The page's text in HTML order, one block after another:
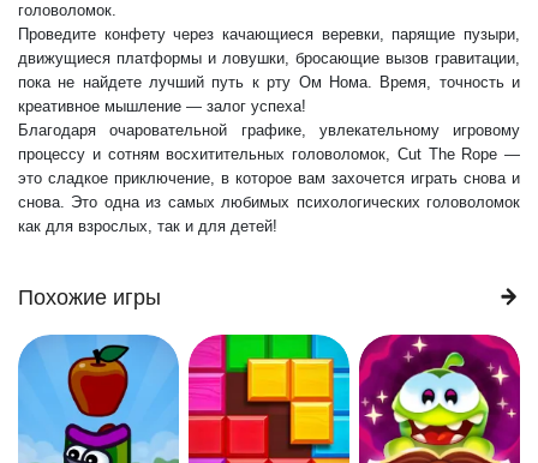
головоломок.
Проведите конфету через качающиеся веревки, парящие пузыри,
движущиеся платформы и ловушки, бросающие вызов гравитации,
пока не найдете лучший путь к рту Ом Нома. Время, точность и
креативное мышление — залог успеха!
Благодаря очаровательной графике, увлекательному игровому
процессу и сотням восхитительных головоломок, Cut The Rope —
это сладкое приключение, в которое вам захочется играть снова и
снова. Это одна из самых любимых психологических головоломок
как для взрослых, так и для детей!
Похожие игры